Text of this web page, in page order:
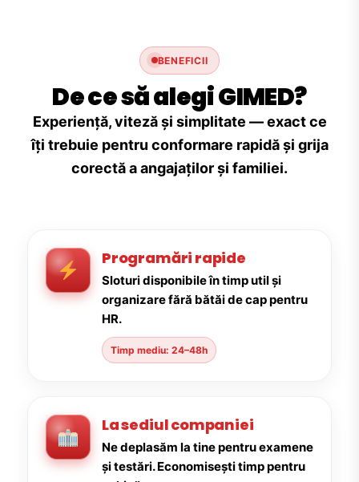
BENEFICII
De ce să alegi GIMED?
Experiență, viteză și simplitate — exact ce
îți trebuie pentru conformare rapidă și grija
corectă a angajaților și familiei.
Programări rapide
Sloturi disponibile în timp util și
organizare fără bătăi de cap pentru
HR.
Timp mediu: 24–48h
La sediul companiei
Ne deplasăm la tine pentru examene
și testări. Economisești timp pentru